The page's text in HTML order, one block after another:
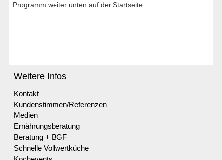
Programm weiter unten auf der Startseite.
Weitere Infos
Kontakt
Kundenstimmen/Referenzen
Medien
Ernährungsberatung
Beratung + BGF
Schnelle Vollwertküche